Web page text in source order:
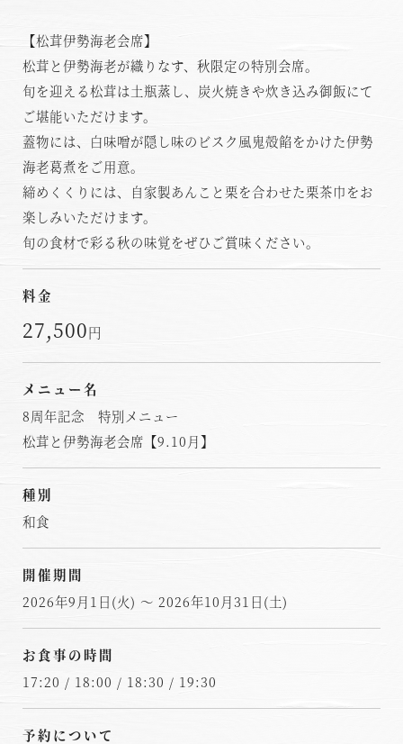
【松茸伊勢海老会席】
松茸と伊勢海老が織りなす、秋限定の特別会席。
旬を迎える松茸は土瓶蒸し、炭火焼きや炊き込み御飯にて
ご堪能いただけます。
蓋物には、白味噌が隠し味のビスク風鬼殻餡をかけた伊勢
海老葛煮をご用意。
締めくくりには、自家製あんこと栗を合わせた栗茶巾をお
楽しみいただけます。
旬の食材で彩る秋の味覚をぜひご賞味ください。
料金
27,500円
メニュー名
8周年記念 特別メニュー
松茸と伊勢海老会席【9.10月】
種別
和食
開催期間
2026年9月1日(火) ～ 2026年10月31日(土)
お食事の時間
17:20 / 18:00 / 18:30 / 19:30
予約について